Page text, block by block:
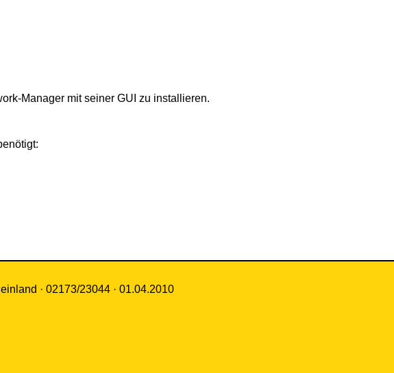
Manager mit seiner GUI zu installieren.
· 02173/23044 · 01.04.2010